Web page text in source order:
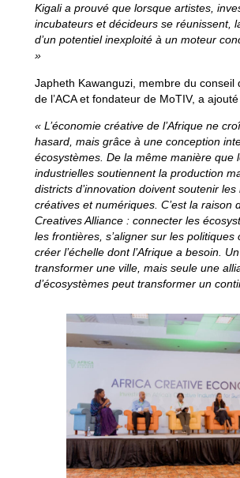
Kigali a prouvé que lorsque artistes,
incubateurs et décideurs se réunissent,
d’un potentiel inexploité à un moteur
»
Japheth Kawanguzi, membre du conseil
de l’ACA et fondateur de MoTIV, a ajouté
« L’économie créative de l’Afrique ne
hasard, mais grâce à une conception
écosystèmes. De la même manière que
industrielles soutiennent la production
districts d’innovation doivent soutenir les
créatives et numériques. C’est la raison
Creatives Alliance : connecter les
les frontières, s’aligner sur les politiques
créer l’échelle dont l’Afrique a besoin.
transformer une ville, mais seule une
d’écosystèmes peut transformer un